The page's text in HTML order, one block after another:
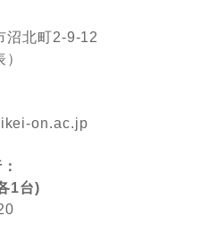
沼北町2-9-12
on.ac.jp
1台)